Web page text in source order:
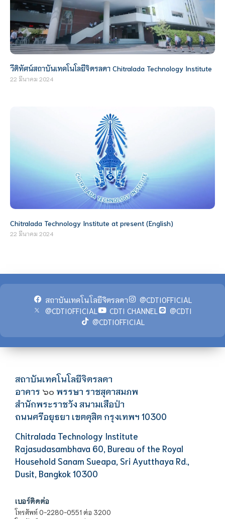
วีดิทัศน์สถาบันเทคโนโลยีจิตรลดา Chitralada Technology Institute
22 มีนาคม 2024
Chitralada Technology Institute at present (English)
22 มีนาคม 2024
สถาบันเทคโนโลยีจิตรลดา
@CDTIOFFICIAL
@CDTIOFFICIAL
CDTI CHANNEL
@CDTI
@CDTIOFFICIAL
สถาบันเทคโนโลยีจิตรลดา
อาคาร ๖๐ พรรษา ราชสุดาสมภพ
สำนักพระราชวัง สนามเสือป่า
ถนนศรีอยุธยา เขตดุสิต กรุงเทพฯ 10300
Chitralada Technology Institute
Rajasudasambhava 60, Bureau of the Royal
Household Sanam Sueapa, Sri Ayutthaya Rd.,
Dusit, Bangkok 10300
เบอร์ติดต่อ
โทรศัพท์ 0-2280-0551 ต่อ 3200